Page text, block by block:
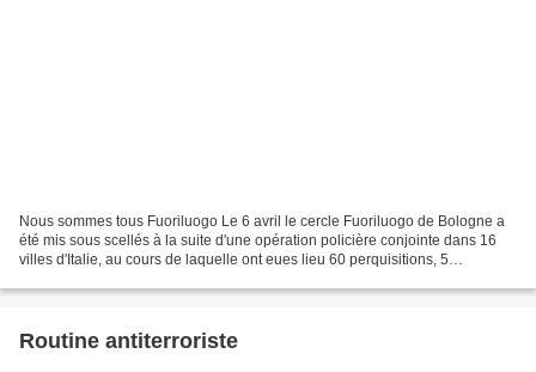
Nous sommes tous Fuoriluogo Le 6 avril le cercle Fuoriluogo de Bologne a
été mis sous scellés à la suite d'une opération policière conjointe dans 16
villes d'Italie, au cours de laquelle ont eues lieu 60 perquisitions, 5
Routine antiterroriste